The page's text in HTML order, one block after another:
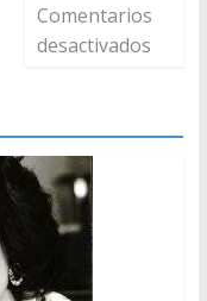
Comentarios
desactivados